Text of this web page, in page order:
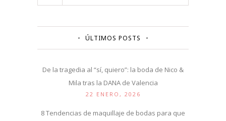
ÚLTIMOS POSTS
De la tragedia al “sí, quiero”: la boda de Nico &
Mila tras la DANA de Valencia
22 ENERO, 2026
8 Tendencias de maquillaje de bodas para que